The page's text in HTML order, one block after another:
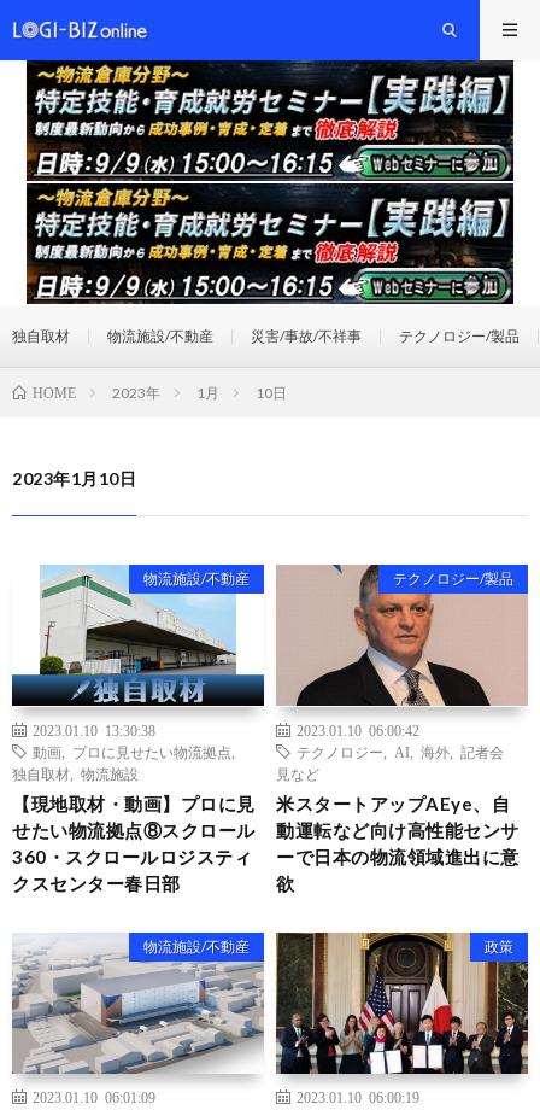
独自取材 物流施設/不動産 災害/事故/不祥事 テクノロジー/製品
HOME 2023年 1月 10日
2023年1月10日
物流施設/不動産
2023.01.10 13:30:38
動画
プロに見せたい物流拠点
独自取材
物流施設
【現地取材・動画】プロに見
せたい物流拠点⑧スクロール
360・スクロールロジスティ
クスセンター春日部
テクノロジー/製品
2023.01.10 06:00:42
テクノロジー
AI 海外
記者会
見など
米スタートアップAEye、自
動運転など向け高性能センサ
ーで日本の物流領域進出に意
欲
物流施設/不動産
2023.01.10 06:01:09
政策
2023.01.10 06:00:19